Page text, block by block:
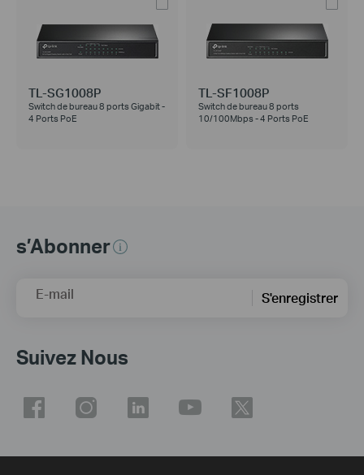
TL-SG1008P
Switch de bureau 8 ports Gigabit -
4 Ports PoE
TL-SF1008P
Switch de bureau 8 ports
10/100Mbps - 4 Ports PoE
s’Abonner
E-mail S'enregistrer
Suivez Nous